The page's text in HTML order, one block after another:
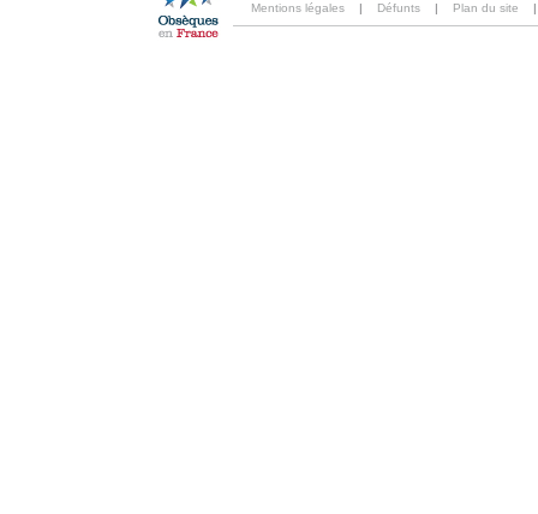
Mentions légales | Défunts | Plan du site |